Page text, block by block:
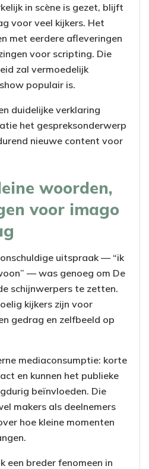
in scène is gezet, blijft
voor veel kijkers. Het
met eerdere afleveringen
voor scripting. Die
zal vermoedelijk
populair is.
duidelijke verklaring
het gespreksonderwerp
nieuwe content voor
woorden,
voor imago
uitspraak — “ik
— was genoeg om De
schijnwerpers te zetten.
kijkers zijn voor
gedrag en zelfbeeld op
mediaconsumptie: korte
en kunnen het publieke
beïnvloeden. Die
makers als deelnemers
hoe kleine momenten
een breder fenomeen in